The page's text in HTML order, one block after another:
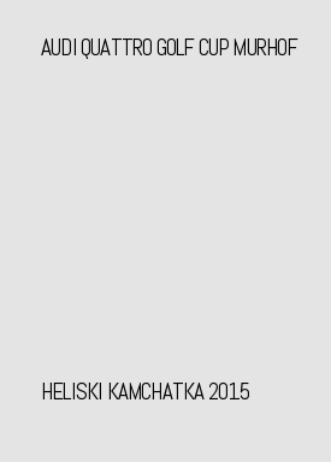
AUDI QUATTRO GOLF CUP MURHOF
HELISKI KAMCHATKA 2015